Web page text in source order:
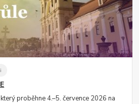
proběhne 4.–5. července 2026 na